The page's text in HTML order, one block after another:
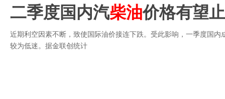
二季度国内汽柴油价格有望
近期利空因素不断，致使国际油价接连下跌。受此影响，一季度国
较为低迷。据金联创统计